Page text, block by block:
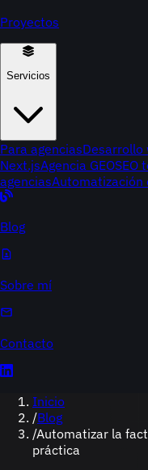
Proyectos
Servicios
Para agencias
Next.jsAgencia GEOSEO
agenciasAutomatización
Blog
Sobre mí
Contacto
Inicio
/Blog
/Automatizar la
práctica